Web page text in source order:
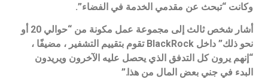
وكانت “تبحث عن مقدمي الخدمة في الفضاء”.
أشار شخص ثالث إلى مجموعة عمل مكونة من “حوالي 20 أو
نحو ذلك” داخل BlackRock تقوم بتقييم التشفير ، مضيفًا ،
“إنهم يرون كل التدفق الذي يحصل عليه الآخرون ويريدون
البدء في جني بعض المال من هذا.”